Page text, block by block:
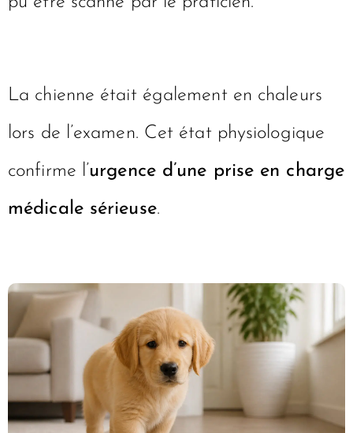
La chienne était également en chaleurs
lors de l’examen. Cet état physiologique
confirme l’urgence d’une prise en charge
médicale sérieuse.